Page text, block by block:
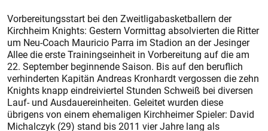
Vorbereitungsstart bei den Zweitligabasketballern der
Kirchheim Knights: Gestern Vormittag absolvierten die Ritter
um Neu-Coach Mauricio Parra im Stadion an der Jesinger
Allee die erste Trainingseinheit in Vorbereitung auf die am
22. September beginnende Saison. Bis auf den beruflich
verhinderten Kapitän Andreas Kronhardt vergossen die zehn
Knights knapp eindreiviertel Stunden Schweiß bei diversen
Lauf- und Ausdauereinheiten. Geleitet wurden diese
übrigens von einem ehemaligen Kirchheimer Spieler: David
Michalczyk (29) stand bis 2011 vier Jahre lang als